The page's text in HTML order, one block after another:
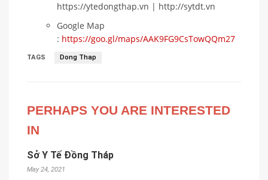
https://ytedongthap.vn | http://sytdt.vn
Google Map
: https://goo.gl/maps/AAK9FG9CsTowQQm27
TAGS Dong Thap
PERHAPS YOU ARE INTERESTED
IN
Sở Y Tế Đồng Tháp
May 24, 2021